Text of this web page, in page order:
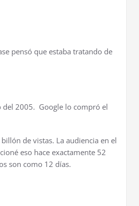
pensó que estaba tratando de
del 2005. Google lo compró el
de vistas. La audiencia en el
eso hace exactamente 52
son como 12 días.